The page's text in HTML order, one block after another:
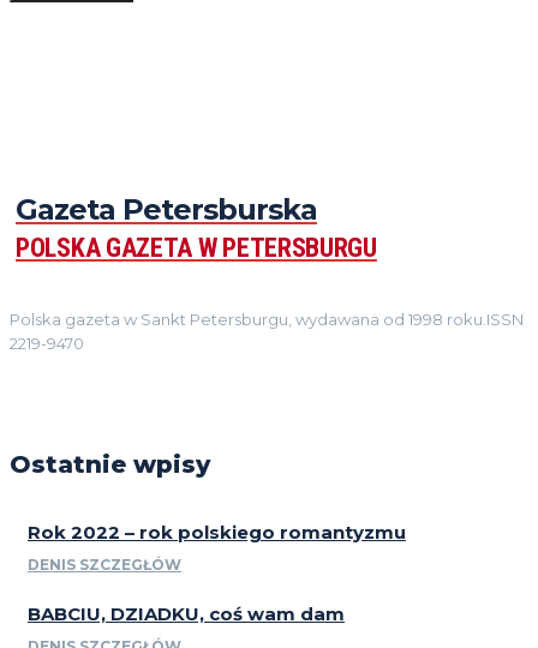
Gazeta Petersburska
POLSKA GAZETA W PETERSBURGU
Polska gazeta w Sankt Petersburgu, wydawana od 1998 roku.ISSN
2219-9470
Ostatnie wpisy
Rok 2022 – rok polskiego romantyzmu
DENIS SZCZEGŁÓW
BABCIU, DZIADKU, coś wam dam